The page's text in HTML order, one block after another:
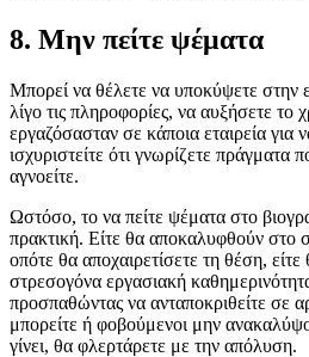
8. Μην πείτε ψέματα
Μπορεί να θέλετε να υποκύψετε στην
λίγο τις πληροφορίες, να αυξήσετε το
εργαζόσασταν σε κάποια εταιρεία για
ισχυριστείτε ότι γνωρίζετε πράγματα
αγνοείτε.
Ωστόσο, το να πείτε ψέματα στο
πρακτική. Είτε θα αποκαλυφθούν στο
οπότε θα αποχαιρετίσετε τη θέση,
στρεσογόνα εργασιακή
προσπαθώντας να ανταποκριθείτε σε
μπορείτε ή φοβούμενοι μην
γίνει, θα φλερτάρετε με την απόλυση.